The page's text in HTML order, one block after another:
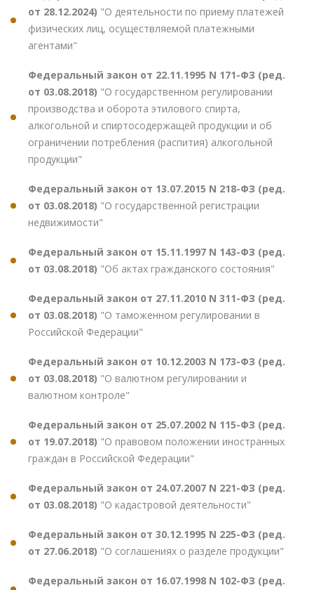
от 28.12.2024) "О деятельности по приему платежей
физических лиц, осуществляемой платежными
агентами"
Федеральный закон от 22.11.1995 N 171-ФЗ (ред.
от 03.08.2018) "О государственном регулировании
производства и оборота этилового спирта,
алкогольной и спиртосодержащей продукции и об
ограничении потребления (распития) алкогольной
продукции"
Федеральный закон от 13.07.2015 N 218-ФЗ (ред.
от 03.08.2018) "О государственной регистрации
недвижимости"
Федеральный закон от 15.11.1997 N 143-ФЗ (ред.
от 03.08.2018) "Об актах гражданского состояния"
Федеральный закон от 27.11.2010 N 311-ФЗ (ред.
от 03.08.2018) "О таможенном регулировании в
Российской Федерации"
Федеральный закон от 10.12.2003 N 173-ФЗ (ред.
от 03.08.2018) "О валютном регулировании и
валютном контроле"
Федеральный закон от 25.07.2002 N 115-ФЗ (ред.
от 19.07.2018) "О правовом положении иностранных
граждан в Российской Федерации"
Федеральный закон от 24.07.2007 N 221-ФЗ (ред.
от 03.08.2018) "О кадастровой деятельности"
Федеральный закон от 30.12.1995 N 225-ФЗ (ред.
от 27.06.2018) "О соглашениях о разделе продукции"
Федеральный закон от 16.07.1998 N 102-ФЗ (ред.